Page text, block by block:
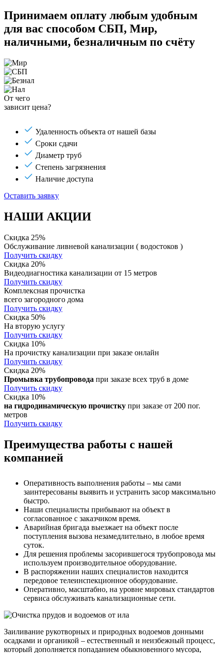
Принимаем оплату любым удобным
для вас способом СБП, Мир,
наличными, безналичным по счёту
От чего
зависит цена?
Удаленность объекта от нашей базы
Сроки сдачи
Диаметр труб
Степень загрязнения
Наличие доступа
Оставить заявку
НАШИ АКЦИИ
Скидка 25%
Обслуживание ливневой канализации ( водостоков )
Получить скидку
Скидка 20%
Видеодиагностика канализации от 15 метров
Получить скидку
Комплексная прочистка
всего загородного дома
Получить скидку
Скидка 50%
На вторую услугу
Получить скидку
Скидка 10%
На прочистку канализации при заказе онлайн
Получить скидку
Скидка 20%
Промывка трубопровода при заказе всех труб в доме
Получить скидку
Скидка 10%
на гидродинамическую прочистку при заказе от 200 пог.
метров
Получить скидку
Преимущества работы с нашей
компанией
Оперативность выполнения работы – мы сами
заинтересованы выявить и устранить засор максимально
быстро.
Наши специалисты прибывают на объект в
согласованное с заказчиком время.
Аварийная бригада выезжает на объект после
поступления вызова незамедлительно, в любое время
суток.
Для решения проблемы засорившегося трубопровода мы
используем производительное оборудование.
В распоряжении наших специалистов находится
передовое телеинспекционное оборудование.
Оперативно, масштабно, на уровне мировых стандартов
сервиса обслуживать канализационные сети.
Заиливание рукотворных и природных водоемов донными
осадками и органикой – естественный и неизбежный процесс,
который дополняется попаданием обыкновенного мусора,